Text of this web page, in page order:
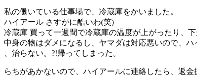
私の働いている仕事場で、冷蔵庫をかいました。
ハイアール さすがに酷いわ(笑)
冷蔵庫 買って一週間で冷蔵庫の温度が上がったり、
中身の物はダメになるし、ヤマダは対応悪いので、
、治らない。?!帰ってしまった。
らちがあかないので、ハイアールに連絡したら、返